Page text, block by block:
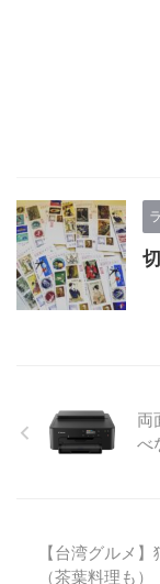
両
べ
【台湾グルメ
（茶葉料理も）